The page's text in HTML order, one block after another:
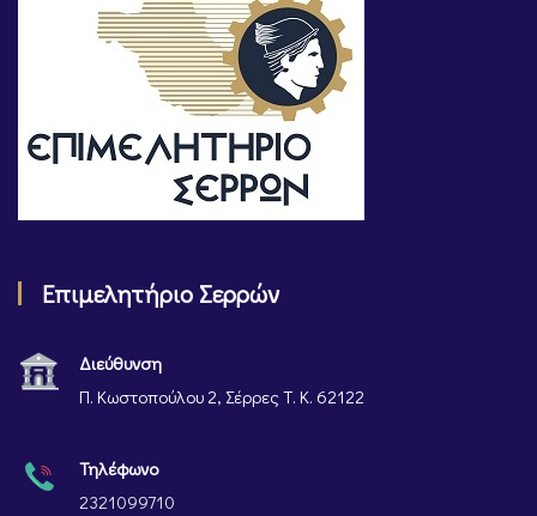
Επιμελητήριο Σερρών
Διεύθυνση
Π. Κωστοπούλου 2, Σέρρες Τ. Κ. 62122
Τηλέφωνο
2321099710